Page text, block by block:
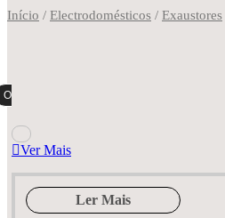
Início / Electrodomésticos / Exaustores
Ordenação padrão
Ver Mais
Ler Mais